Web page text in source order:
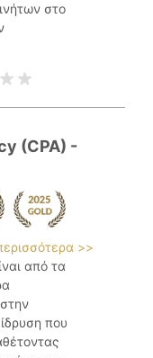
στο
(CPA) -
>>
από τα
που